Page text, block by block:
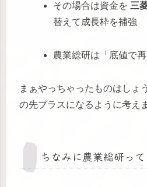
その場合は資金を 三
替えて成長枠を補強
農業総研は「底値で再
まぁやっちゃったものはしょ
の先プラスになるように考え
ちなみに農業総研って